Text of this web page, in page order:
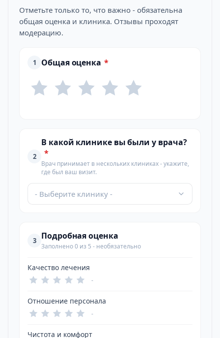
Отметьте только то, что важно - обязательна
общая оценка и клиника. Отзывы проходят
модерацию.
1 Общая оценка *
2
В какой клинике вы были у врача?
*
Врач принимает в нескольких клиниках - укажите,
где был ваш визит.
- Выберите клинику -
3 Подробная оценка
Заполнено 0 из 5 - необязательно
Качество лечения
-
Отношение персонала
-
Чистота и комфорт